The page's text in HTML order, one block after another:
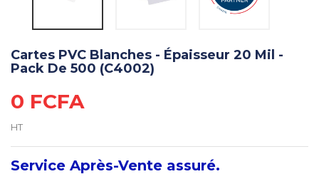
Cartes PVC Blanches - Épaisseur 20 Mil -
Pack De 500 (C4002)
0 FCFA
HT
Service Après-Vente assuré.